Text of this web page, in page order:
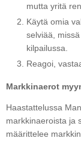
mutta yritä
Käytä omia
selviää,
kilpailussa.
Reagoi,
Markkinaerot
Haastattelussa
markkinaeroista ja
määrittelee